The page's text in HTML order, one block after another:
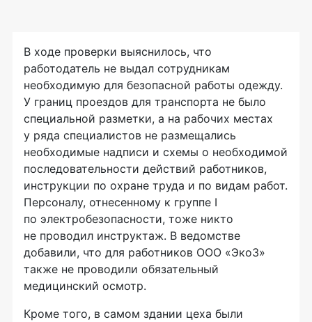
В ходе проверки выяснилось, что
работодатель не выдал сотрудникам
необходимую для безопасной работы одежду.
У границ проездов для транспорта не было
специальной разметки, а на рабочих местах
у ряда специалистов не размещались
необходимые надписи и схемы о необходимой
последовательности действий работников,
инструкции по охране труда и по видам работ.
Персоналу, отнесенному к группе I
по электробезопасности, тоже никто
не проводил инструктаж. В ведомстве
добавили, что для работников ООО «Эко3»
также не проводили обязательный
медицинский осмотр.
Кроме того, в самом здании цеха были